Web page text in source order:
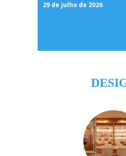
29 de julho de 2026